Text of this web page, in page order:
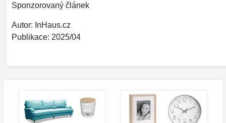
Sponzorovaný článek
Autor: InHaus.cz
Publikace: 2025/04